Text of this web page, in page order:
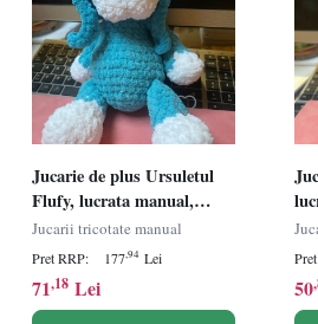
Jucarie de plus Ursuletul
Flufy, lucrata manual,
handmade, textil, albastru,
29 cm
Jucarii tricotate manual
Pret RRP: 177,94 Lei
71,18 Lei 50